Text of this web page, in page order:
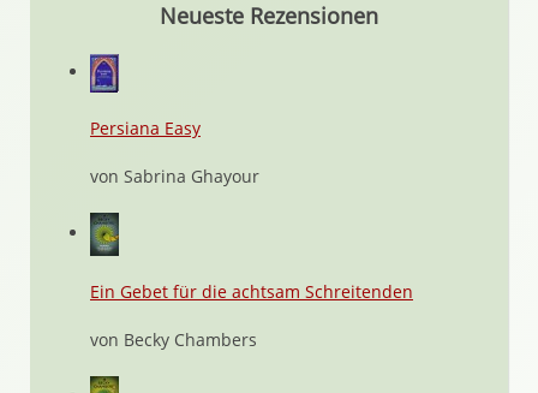
Neueste Rezensionen
Persiana Easy
von Sabrina Ghayour
Ein Gebet für die achtsam Schreitenden
von Becky Chambers